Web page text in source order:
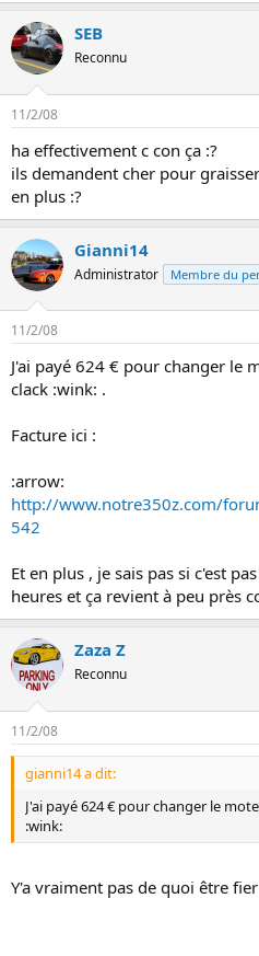
SEB
Reconnu
11/2/08
ha effectivement c con ça :?
ils demandent cher pour
en plus :?
Gianni14
Administrator Membre du
11/2/08
J'ai payé 624 € pour changer le
clack :wink: .
Facture ici :
:arrow:
http://www.notre350z.com/
542
Et en plus , je sais pas si c'est
heures et ça revient à peu près
Zaza Z
Reconnu
11/2/08
gianni14 a dit:
J'ai payé 624 € pour changer le
:wink:
Y'a vraiment pas de quoi être